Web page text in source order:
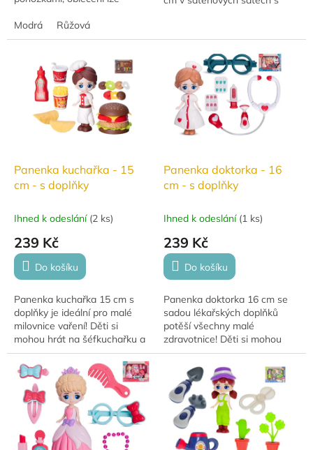
velké krabici. Vhodné od 3 let.
Modrá Růžová
fantazie a...
Panenka kuchařka - 15
cm - s doplňky
Ihned k odeslání (2 ks)
239 Kč
Do košíku
Panenka kuchařka 15 cm s
doplňky je ideální pro malé
milovnice vaření! Děti si
mohou hrát na šéfkuchařku a
připravovat lahodné pokrmy v
dětské kuchyňce.
Panenka doktorka - 16
cm - s doplňky
Ihned k odeslání (1 ks)
239 Kč
Do košíku
Panenka doktorka 16 cm se
sadou lékařských doplňků
potěší všechny malé
zdravotnice! Děti si mohou
hrát na ošetřování pacientů a
rozvíjet svou fantazii i
empatii.